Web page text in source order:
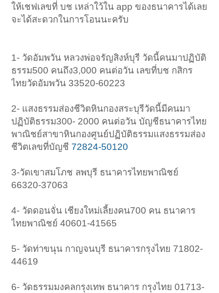
ให้เชฟเลขที่ บช เหล่าใว้ใน app ของธนาคารได้เลย
จะได้สะดวกในการโอนนะครับ
1- วัดอัมพวัน หลวงพ่อจรัญสิงห์บุรี วัดนี้คนมาปฏิบัติ
ธรรม500 คนถึง3,000 คนต่อวัน เลขที่บช กสิกร
ไทยวัดอัมพวัน 33520-60223
2- แสงธรรมส่องชีวิตหินกองสระบุรีวัดนี้มีคนมา
ปฏิบัติธรรม300- 2000 คนต่อวัน บัญชีธนาคารไทย
พาณิชย์สาขาหินกองศูนย์ปฏิบัติธรรมแสงธรรมส่อง
ชีวิตเลขที่บัญชี 72824-50120
3-วัดเขาสมโภช ลพบุรี ธนาคารไทยพาณิชย์
66320-37063
4- วัดดอนจั่น เชียงใหม่เลี้ยงคน700 คน ธนาคาร
ไทยพาณิชย์ 40601-41565
5- วัดท่าขนุน กาญจนบุรี ธนาคารกรุงไทย 71802-
44619
6- วัดธรรมมงคลกรุงเทพ ธนาคาร กรุงไทย 01713-